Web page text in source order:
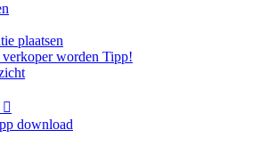
plaatsen
worden Tipp!

download